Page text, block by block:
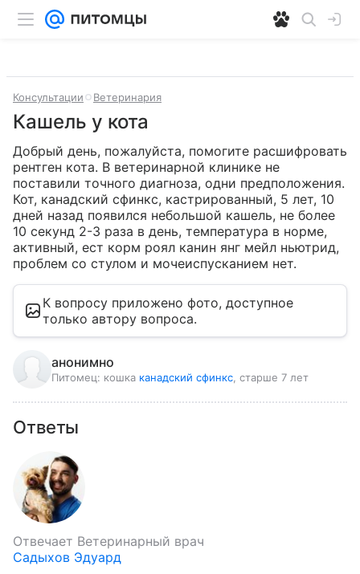
Консультации Ветеринария
Кашель у кота
Добрый день, пожалуйста, помогите расшифровать
рентген кота. В ветеринарной клинике не
поставили точного диагноза, одни предположения.
Кот, канадский сфинкс, кастрированный, 5 лет, 10
дней назад появился небольшой кашель, не более
10 секунд 2-3 раза в день, температура в норме,
активный, ест корм роял канин янг мейл ньютрид,
проблем со стулом и мочеиспусканием нет.
К вопросу приложено фото, доступное
только автору вопроса.
анонимно
Питомец: кошка канадский сфинкс , старше 7 лет
Ответы
Отвечает Ветеринарный врач
Садыхов Эдуард